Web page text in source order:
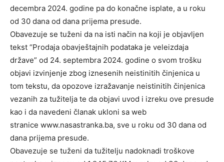
decembra 2024. godine pa do konačne isplate, a u roku
od 30 dana od dana prijema presude.
Obavezuje se tuženi da na isti način na koji je objavljen
tekst “Prodaja obavještajnih podataka je veleizdaja
države” od 24. septembra 2024. godine o svom trošku
objavi izvinjenje zbog iznesenih neistinitih činjenica u
tom tekstu, da opozove izražavanje neistinitih činjenica
vezanih za tužitelja te da objavi uvod i izreku ove presude
kao i da navedeni članak ukloni sa web
stranice www.nasastranka.ba, sve u roku od 30 dana od
dana prijema presude.
Obavezuje se tuženi da tužitelju nadoknadi troškove